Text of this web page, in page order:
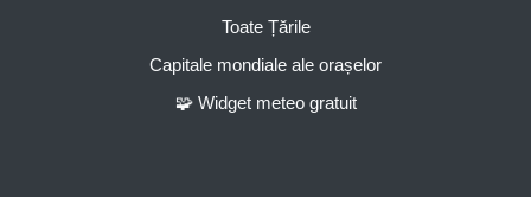
Toate Țările
Capitale mondiale ale orașelor
🧩 Widget meteo gratuit